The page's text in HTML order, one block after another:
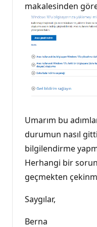
makalesinden
Umarım bu
durumun nasıl
bilgilendirme
Herhangi bir
geçmekten
Saygılar,
Berna